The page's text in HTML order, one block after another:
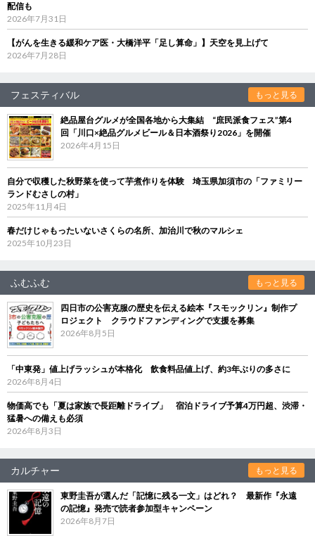
配信も
2026年7月31日
【がんを生きる緩和ケア医・大橋洋平「足し算命」】天空を見上げて
2026年7月28日
フェスティバル もっと見る
絶品屋台グルメが全国各地から大集結 “庶民派食フェス”第4
回「川口×絶品グルメビール＆日本酒祭り2026」を開催
2026年4月15日
自分で収穫した秋野菜を使って芋煮作りを体験 埼玉県加須市の「ファミリー
ランドむさしの村」
2025年11月4日
春だけじゃもったいないさくらの名所、加治川で秋のマルシェ
2025年10月23日
ふむふむ もっと見る
四日市の公害克服の歴史を伝える絵本『スモックリン』制作プ
ロジェクト クラウドファンディングで支援を募集
2026年8月5日
「中東発」値上げラッシュが本格化 飲食料品値上げ、約3年ぶりの多さに
2026年8月4日
物価高でも「夏は家族で長距離ドライブ」 宿泊ドライブ予算4万円超、渋滞・
猛暑への備えも必須
2026年8月3日
カルチャー もっと見る
東野圭吾が選んだ「記憶に残る一文」はどれ？ 最新作『永遠
の記憶』発売で読者参加型キャンペーン
2026年8月7日